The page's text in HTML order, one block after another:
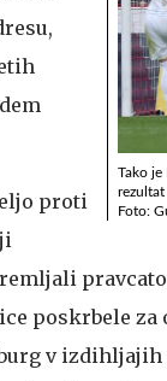
Tako je
Foto:
proti
poskrbele za
v